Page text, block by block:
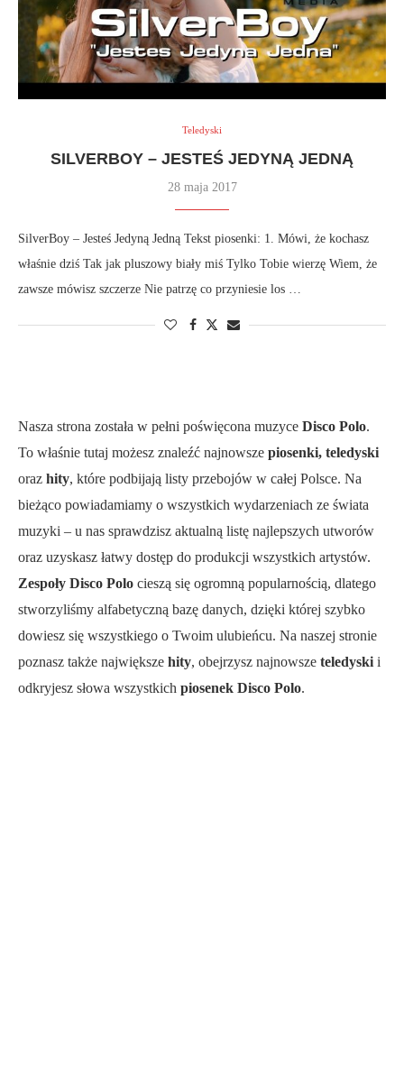
Teledyski
SILVERBOY – JESTEŚ JEDYNĄ JEDNĄ
28 maja 2017
SilverBoy – Jesteś Jedyną Jedną Tekst piosenki: 1. Mówi, że kochasz
właśnie dziś Tak jak pluszowy biały miś Tylko Tobie wierzę Wiem, że
zawsze mówisz szczerze Nie patrzę co przyniesie los …
Nasza strona została w pełni poświęcona muzyce Disco Polo.
To właśnie tutaj możesz znaleźć najnowsze piosenki, teledyski
oraz hity, które podbijają listy przebojów w całej Polsce. Na
bieżąco powiadamiamy o wszystkich wydarzeniach ze świata
muzyki – u nas sprawdzisz aktualną listę najlepszych utworów
oraz uzyskasz łatwy dostęp do produkcji wszystkich artystów.
Zespoły Disco Polo cieszą się ogromną popularnością, dlatego
stworzyliśmy alfabetyczną bazę danych, dzięki której szybko
dowiesz się wszystkiego o Twoim ulubieńcu. Na naszej stronie
poznasz także największe hity, obejrzysz najnowsze teledyski i
odkryjesz słowa wszystkich piosenek Disco Polo.